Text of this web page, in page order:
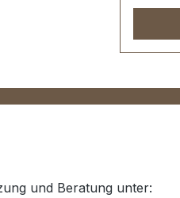
und Beratung unter: